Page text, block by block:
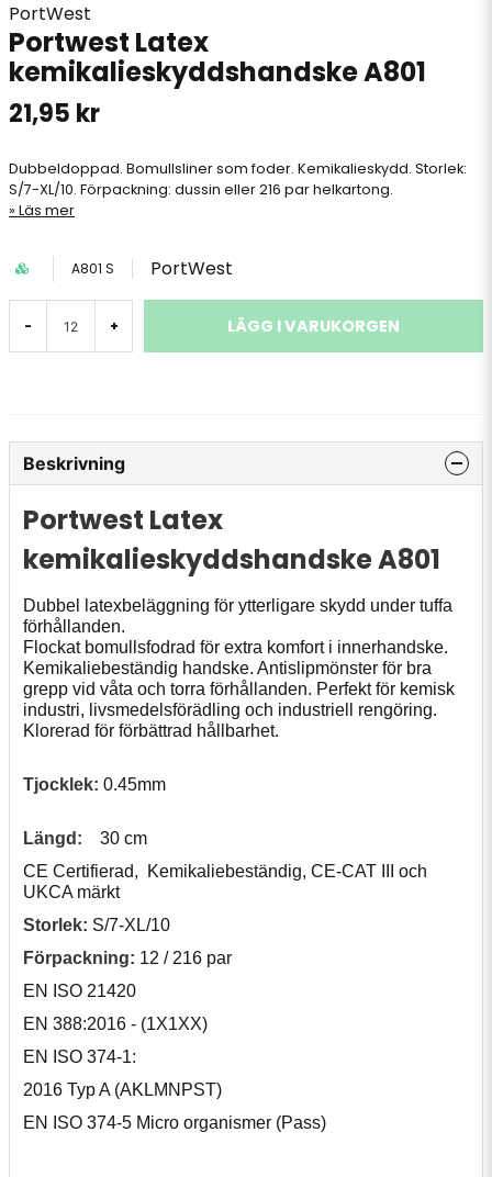
PortWest
Portwest Latex
kemikalieskyddshandske A801
21,95 kr
Dubbeldoppad. Bomullsliner som foder. Kemikalieskydd. Storlek:
S/7-XL/10. Förpackning: dussin eller 216 par helkartong.
Läs mer
A801 S PortWest
- + LÄGG I VARUKORGEN
Beskrivning
Portwest Latex
kemikalieskyddshandske A801
Dubbel latexbeläggning för ytterligare skydd under tuffa
förhållanden.
Flockat bomullsfodrad för extra komfort i innerhandske.
Kemikaliebeständig handske. Antislipmönster för bra
grepp vid våta och torra förhållanden. Perfekt för kemisk
industri, livsmedelsförädling och industriell rengöring.
Klorerad för förbättrad hållbarhet.
Tjocklek: 0.45mm
Längd: 30 cm
CE Certifierad, Kemikaliebeständig, CE-CAT III och
UKCA märkt
Storlek: S/7-XL/10
Förpackning: 12 / 216 par
EN ISO 21420
EN 388:2016 - (1X1XX)
EN ISO 374-1:
2016 Typ A (AKLMNPST)
EN ISO 374-5 Micro organismer (Pass)